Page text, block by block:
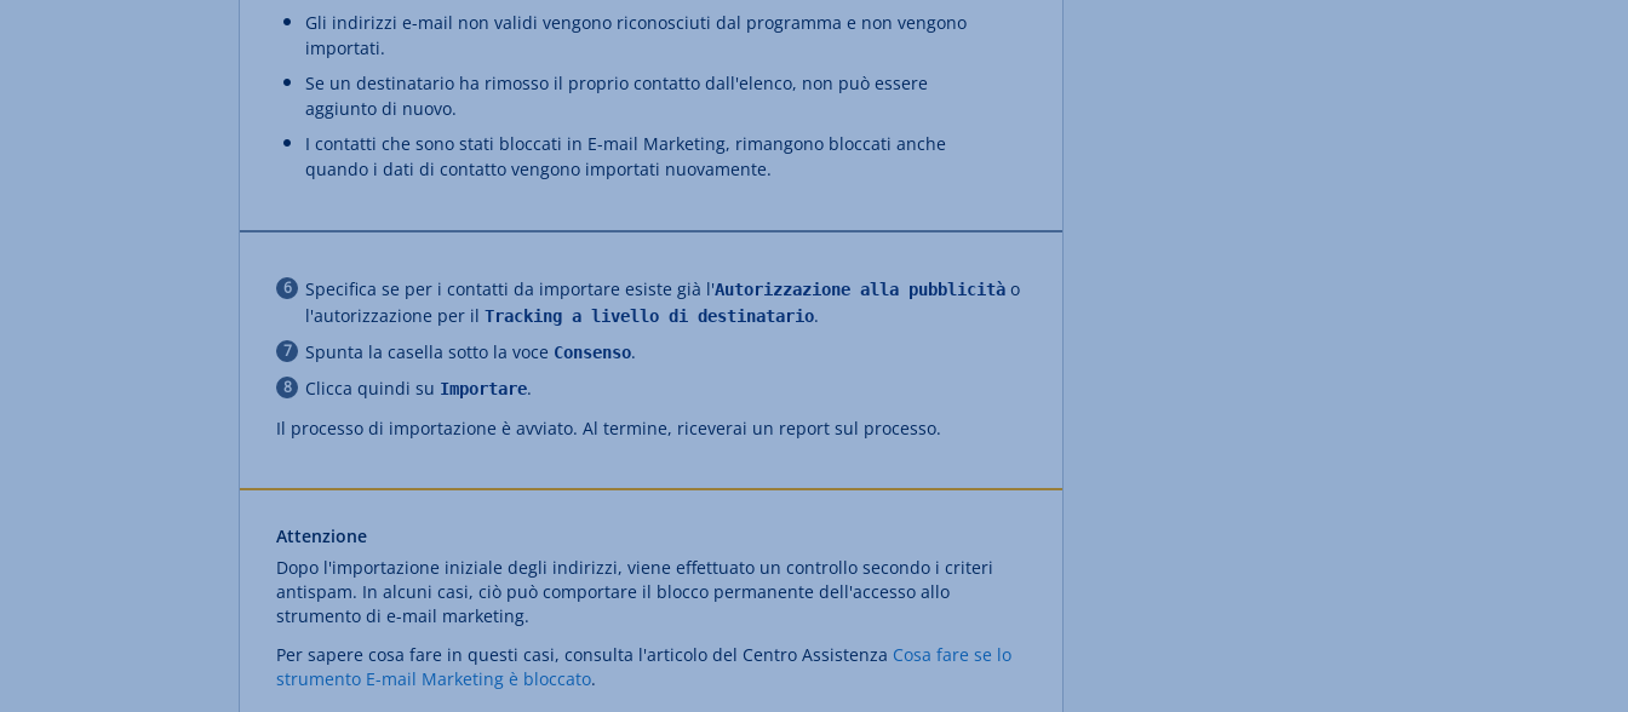
Gli indirizzi e-mail non validi vengono riconosciuti dal programma e non vengono
importati.
Se un destinatario ha rimosso il proprio contatto dall'elenco, non può essere
aggiunto di nuovo.
I contatti che sono stati bloccati in E-mail Marketing, rimangono bloccati anche
quando i dati di contatto vengono importati nuovamente.
Specifica se per i contatti da importare esiste già l'Autorizzazione alla pubblicità o
l'autorizzazione per il Tracking a livello di destinatario.
Spunta la casella sotto la voce Consenso.
Clicca quindi su Importare.
Il processo di importazione è avviato. Al termine, riceverai un report sul processo.
Attenzione
Dopo l'importazione iniziale degli indirizzi, viene effettuato un controllo secondo i criteri
antispam. In alcuni casi, ciò può comportare il blocco permanente dell'accesso allo
strumento di e-mail marketing.
Per sapere cosa fare in questi casi, consulta l'articolo del Centro Assistenza Cosa fare se lo
strumento E-mail Marketing è bloccato.